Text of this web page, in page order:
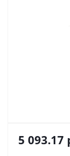
5 093.17